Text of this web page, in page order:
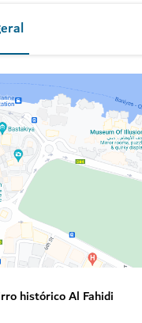
histórico Al Fahidi